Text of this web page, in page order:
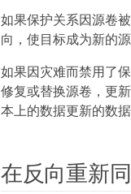
如果保护关系因源卷
向，使目标成为新的
如果因灾难而禁用了
修复或替换源卷，更
本上的数据更新的数据
在反向重新